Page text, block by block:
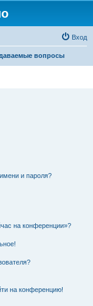
Вход
вопросы
и пароля?
на конференции»?
на конференцию!